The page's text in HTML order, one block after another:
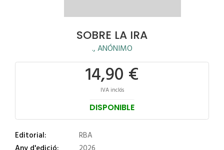
SOBRE LA IRA
., ANÓNIMO
14,90 €
IVA inclós
DISPONIBLE
Editorial:
RBA